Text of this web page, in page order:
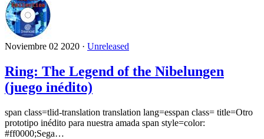
Noviembre 02 2020 · Unreleased
Ring: The Legend of the Nibelungen
(juego inédito)
span class=tlid-translation translation lang=esspan class= title=Otro
prototipo inédito para nuestra amada span style=color:
#ff0000;Sega…